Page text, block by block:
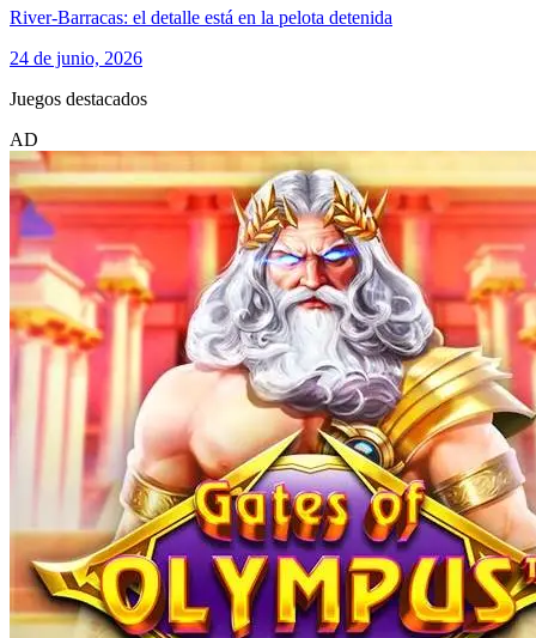
River-Barracas: el detalle está en la pelota detenida
24 de junio, 2026
Juegos destacados
AD